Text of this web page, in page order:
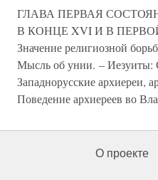
ГЛАВА ПЕРВАЯ
В КОНЦЕ XVI И В
Значение религиозной
Мысль об унии. – Иезуиты:
Западнорусские архиереи,
Поведение архиереев во
О проекте